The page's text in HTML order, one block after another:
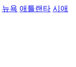
뉴욕 애틀랜타 시애